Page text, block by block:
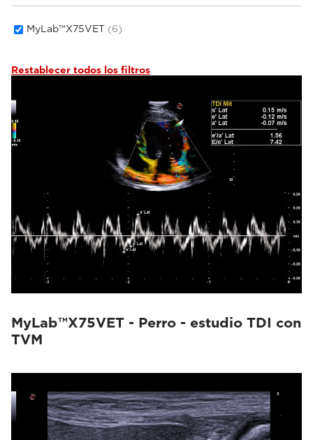
MyLab™X75VET (6)
Restablecer todos los filtros
MyLab™X75VET - Perro - estudio TDI con
TVM